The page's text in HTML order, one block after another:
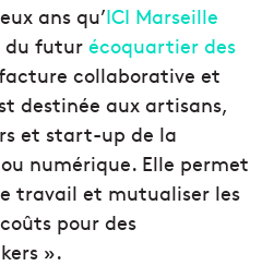
ans qu’ICI Marseille
futurécoquartier des
collaborative et
destinée aux artisans,
et start-up de la
numérique. Elle permet
travail et mutualiser les
pour des
».